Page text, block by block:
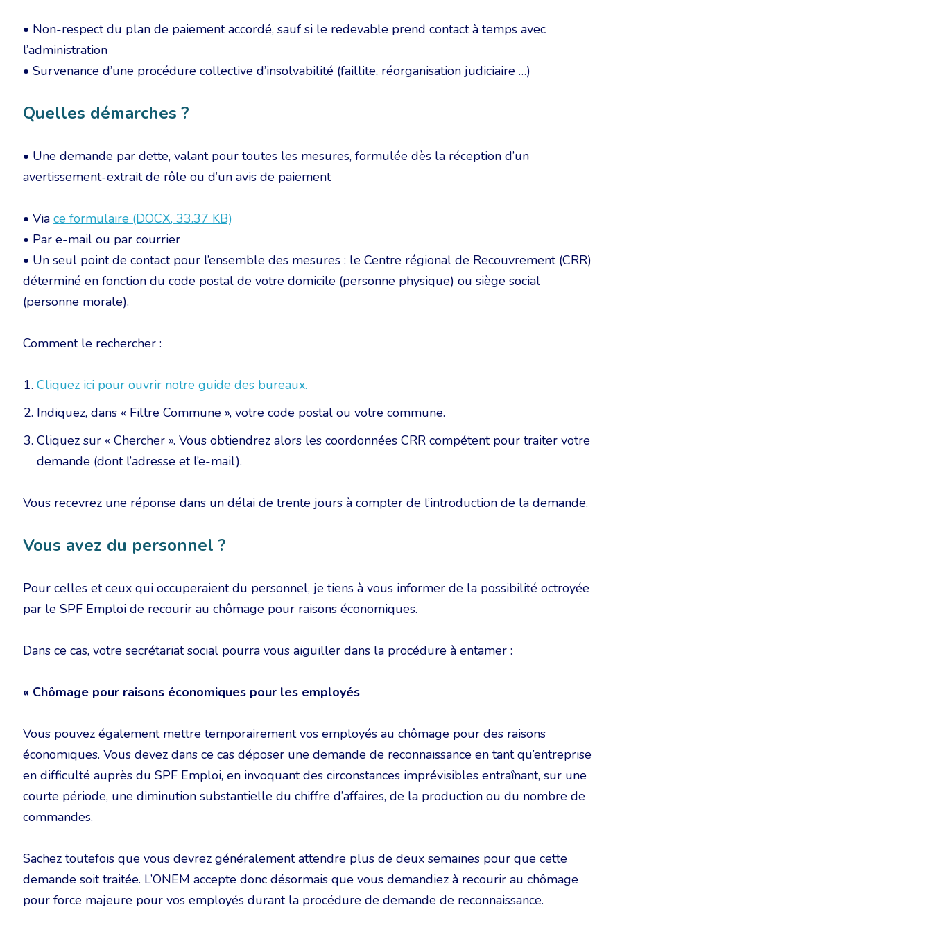
• Non-respect du plan de paiement accordé, sauf si le redevable prend contact à temps avec
l’administration
• Survenance d’une procédure collective d’insolvabilité (faillite, réorganisation judiciaire …)
Quelles démarches ?
• Une demande par dette, valant pour toutes les mesures, formulée dès la réception d’un
avertissement-extrait de rôle ou d’un avis de paiement
• Via ce formulaire (DOCX, 33.37 KB)
• Par e-mail ou par courrier
• Un seul point de contact pour l’ensemble des mesures : le Centre régional de Recouvrement (CRR)
déterminé en fonction du code postal de votre domicile (personne physique) ou siège social
(personne morale).
Comment le rechercher :
Cliquez ici pour ouvrir notre guide des bureaux.
Indiquez, dans « Filtre Commune », votre code postal ou votre commune.
Cliquez sur « Chercher ». Vous obtiendrez alors les coordonnées CRR compétent pour traiter votre
demande (dont l’adresse et l’e-mail).
Vous recevrez une réponse dans un délai de trente jours à compter de l’introduction de la demande.
Vous avez du personnel ?
Pour celles et ceux qui occuperaient du personnel, je tiens à vous informer de la possibilité octroyée
par le SPF Emploi de recourir au chômage pour raisons économiques.
Dans ce cas, votre secrétariat social pourra vous aiguiller dans la procédure à entamer :
« Chômage pour raisons économiques pour les employés
Vous pouvez également mettre temporairement vos employés au chômage pour des raisons
économiques. Vous devez dans ce cas déposer une demande de reconnaissance en tant qu’entreprise
en difficulté auprès du SPF Emploi, en invoquant des circonstances imprévisibles entraînant, sur une
courte période, une diminution substantielle du chiffre d’affaires, de la production ou du nombre de
commandes.
Sachez toutefois que vous devrez généralement attendre plus de deux semaines pour que cette
demande soit traitée. L’ONEM accepte donc désormais que vous demandiez à recourir au chômage
pour force majeure pour vos employés durant la procédure de demande de reconnaissance.